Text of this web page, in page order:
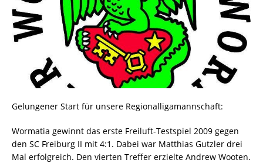
Gelungener Start für unsere Regionalligamannschaft:
Wormatia gewinnt das erste Freiluft-Testspiel 2009 gegen
den SC Freiburg II mit 4:1. Dabei war Matthias Gutzler drei
Mal erfolgreich. Den vierten Treffer erzielte Andrew Wooten.